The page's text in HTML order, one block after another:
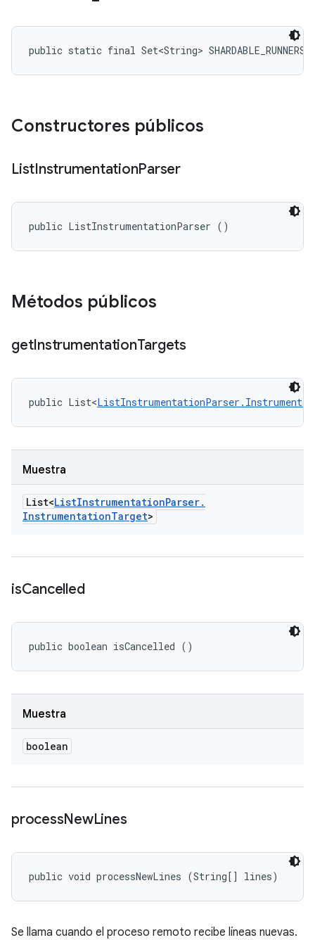
public static final Set<String> SHARDABLE_RUNNERS
Constructores públicos
ListInstrumentationParser
public ListInstrumentationParser ()
Métodos públicos
getInstrumentationTargets
public List<
Muestra
List<ListInstrumentationParser.
InstrumentationTarget>
isCancelled
public boolean isCancelled ()
Muestra
boolean
processNewLines
public void processNewLines (String[] lines)
Se llama cuando el proceso remoto recibe líneas nuevas.